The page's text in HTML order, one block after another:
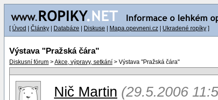
[ Úvod Články Databáze Diskuse Mapa.opevneni.cz Ukradené ropíky ]
Výstava "Pražská čára"
Diskusní fórum >Akce, výpravy, setkání > Výstava "Pražská čára"
Nič Martin (29.5.2006